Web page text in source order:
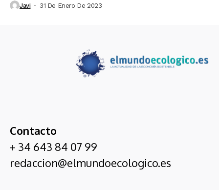
Javi 31 De Enero De 2023
Contacto
+ 34 643 84 07 99
redaccion@elmundoecologico.es